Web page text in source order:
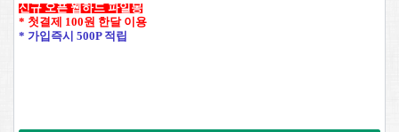
신규 오픈 웹하드 파일몽
* 첫결제 100원 한달 이용
* 가입즉시 500P 적립